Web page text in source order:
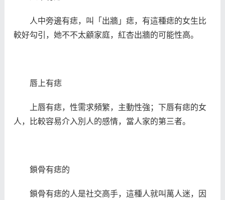
人中旁邊有痣，叫「出牆」痣，有這種痣的女生比
較好勾引，她不不太顧家庭，紅杏出牆的可能性高。
唇上有痣
上唇有痣，性需求頻繁，主動性強；下唇有痣的女
人，比較容易介入別人的感情，當人家的第三者。
鎖骨有痣的
鎖骨有痣的人是社交高手，這種人就叫萬人迷，因